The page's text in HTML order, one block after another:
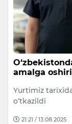
amalga
Yurtimiz
o‘tkazildi
21:21 / 13.08.2025